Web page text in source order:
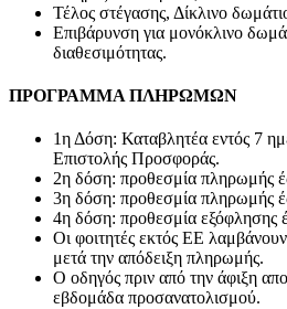
Τέλος στέγασης, Δίκλινο
Επιβάρυνση για μονόκλινο
διαθεσιμότητας.
ΠΡΟΓΡΑΜΜΑ ΠΛΗΡΩΜΩΝ
1η Δόση: Καταβλητέα εντός 7
Επιστολής Προσφοράς.
2η δόση: προθεσμία πληρωμής
3η δόση: προθεσμία πληρωμής
4η δόση: προθεσμία εξόφλησης
Οι φοιτητές εκτός ΕΕ λαμβάνουν
μετά την απόδειξη πληρωμής.
Ο οδηγός πριν από την άφιξη
εβδομάδα προσανατολισμού.